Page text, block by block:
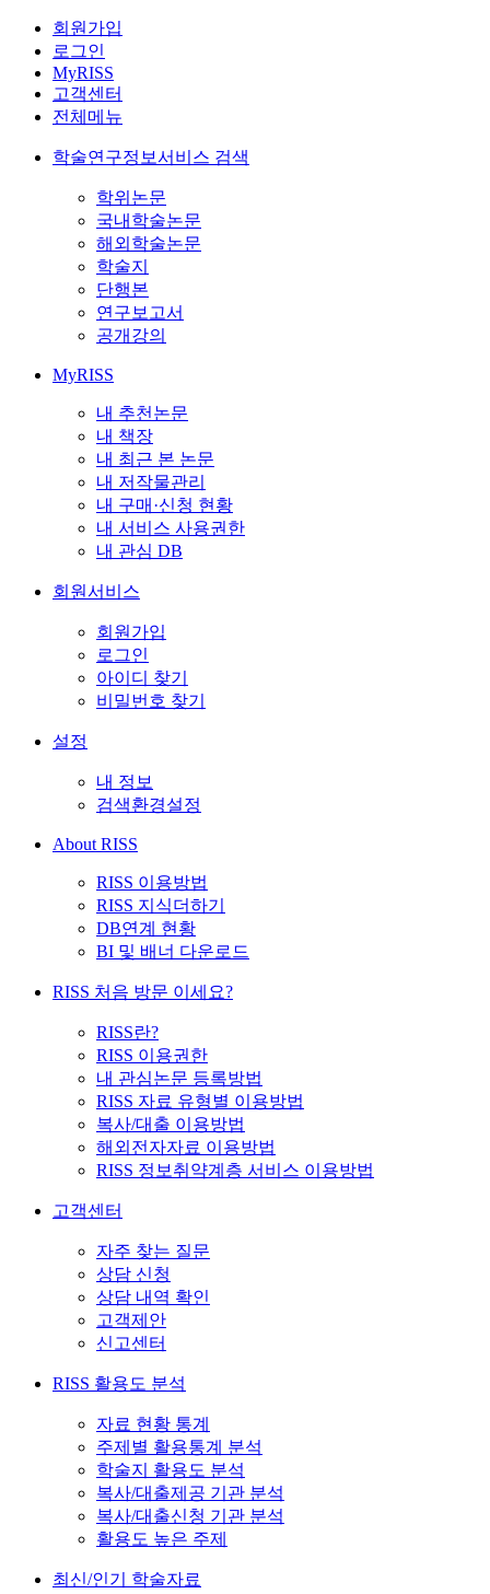
회원가입
로그인
MyRISS
고객센터
전체메뉴
학술연구정보서비스 검색
학위논문
국내학술논문
해외학술논문
학술지
단행본
연구보고서
공개강의
MyRISS
내 추천논문
내 책장
내 최근 본 논문
내 저작물관리
내 구매·신청 현황
내 서비스 사용권한
내 관심 DB
회원서비스
회원가입
로그인
아이디 찾기
비밀번호 찾기
설정
내 정보
검색환경설정
About RISS
RISS 이용방법
RISS 지식더하기
DB연계 현황
BI 및 배너 다운로드
RISS 처음 방문 이세요?
RISS란?
RISS 이용권한
내 관심논문 등록방법
RISS 자료 유형별 이용방법
복사/대출 이용방법
해외전자자료 이용방법
RISS 정보취약계층 서비스 이용방법
고객센터
자주 찾는 질문
상담 신청
상담 내역 확인
고객제안
신고센터
RISS 활용도 분석
자료 현황 통계
주제별 활용통계 분석
학술지 활용도 분석
복사/대출제공 기관 분석
복사/대출신청 기관 분석
활용도 높은 주제
최신/인기 학술자료